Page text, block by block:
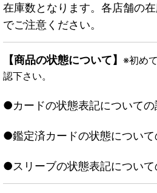
在庫数となります。各店舗の
でご注意ください。
【商品の状態について】 ※初め
認下さい。
●カードの状態表記についての
●鑑定済カードの状態について
●スリーブの状態表記について